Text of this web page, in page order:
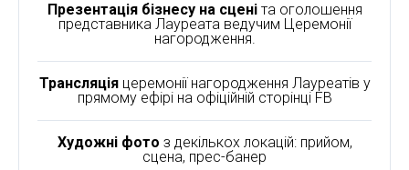
Презентація бізнесу на сцені та оголошення
представника Лауреата ведучим Церемонії
нагородження.
Трансляція церемонії нагородження Лауреатів у
прямому ефірі на офіційній сторінці FB
Художні фото з декількох локацій: прийом,
сцена, прес-банер